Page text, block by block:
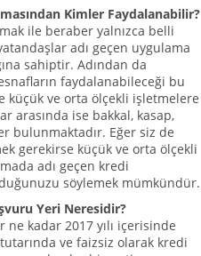
Kimler Faydalanabilir?
ile beraber yalnızca belli
adı geçen uygulama
sahiptir. Adından da
faydalanabileceği bu
küçük ve orta ölçekli işletmelere
arasında ise bakkal, kasap,
bulunmaktadır. Eğer siz de
gerekirse küçük ve orta ölçekli
adı geçen kredi
söylemek mümkündür.
Yeri Neresidir?
kadar 2017 yılı içerisinde
ve faizsiz olarak kredi